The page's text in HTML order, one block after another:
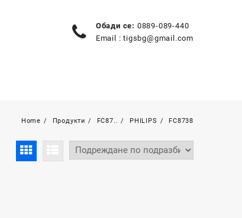
Обади се: 0889-089-440
Email :tigsbg@gmail.com
Home Продукти FC87.. PHILIPS FC8738